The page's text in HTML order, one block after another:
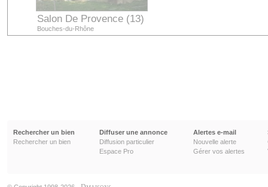
Salon De Provence (13)
Bouches-du-Rhône
Rechercher un bien
Rechercher un bien
Diffuser une annonce
Diffusion particulier
Espace Pro
Alertes e-mail
Nouvelle alerte
Gérer vos alertes